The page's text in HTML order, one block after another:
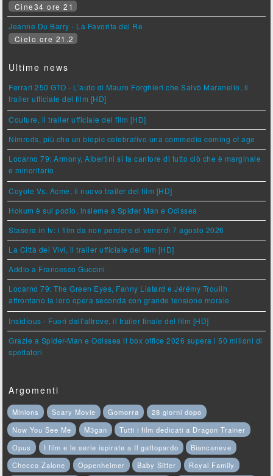
Cine34 ore 21
Jeanne Du Barry - La Favorita del Re
Cielo ore 21.2
Ultime news
Ferrari 250 GTO - L'auto di Mauro Forghieri che Salvò Maranello, il
trailer ufficiale del film [HD]
Couture, il trailer ufficiale del film [HD]
Nimrods, più che un biopic celebrativo una commedia coming of age
Locarno 79: Armony, Albertini si fa cantore di tutto ciò che è marginale
e minoritario
Coyote Vs. Acme, il nuovo trailer del film [HD]
Hokum è sul podio, insieme a Spider Man e Odissea
Stasera in tv: i film da non perdere di venerdì 7 agosto 2026
La Città dei Vivi, il trailer ufficiale del film [HD]
Addio a Francesco Guccini
Locarno 79: The Green Eyes, Fanny Liatard e Jérémy Trouilh
affrontano la loro opera seconda con grande tensione morale
Insidious - Fuori dall'altrove, il trailer finale del film [HD]
Grazie a Spider-Man e Odissea il box office 2026 supera i 50 milioni di
spettatori
Argomenti
Minions Scary Movie Gomorra
28 giorni dopo
Now You See Me
M3gan
Tutti i film dedicati a Dragon Trainer
Opus
I film e le serie ispirate a Il gattopardo
Biancaneve
Checco Zalone
Oppenheimer Baby Sitter
Royal Family